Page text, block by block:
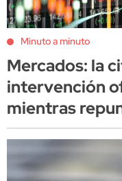
Minuto a minuto
Mercados: la
intervención
mientras